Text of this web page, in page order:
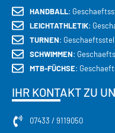
HANDBALL:
LEICHTATHLETIK:
TURNEN:
SCHWIMMEN:
MTB-FÜCHSE:
IHR KONTAKT ZU
07433 / 9119050